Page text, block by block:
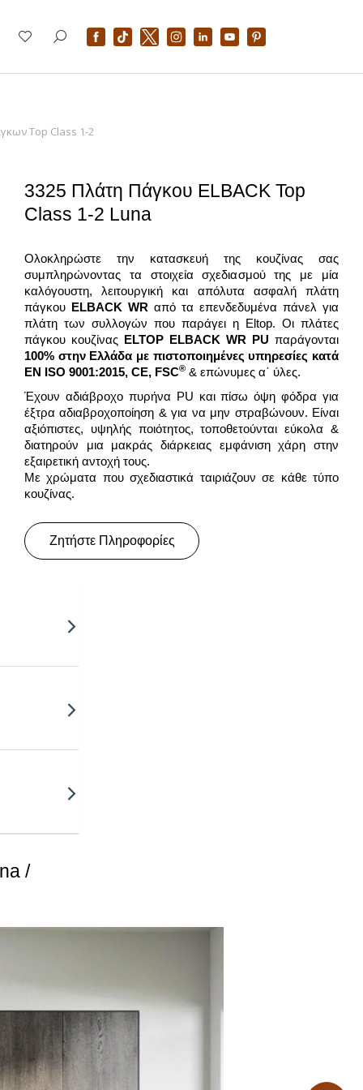
Top Class 1-2
3325 Πλάτη Πάγκου ELBACK Top
Class 1-2 Luna
Ολοκληρώστε την κατασκευή της κουζίνας σας
συμπληρώνοντας τα στοιχεία σχεδιασμού της με μία
καλόγουστη, λειτουργική και απόλυτα ασφαλή πλάτη
πάγκου ELBACK WR από τα επενδεδυμένα πάνελ για
πλάτη των συλλογών που παράγει η Eltop. Οι πλάτες
πάγκου κουζίνας ELTOP ELBACK WR PU παράγονται
100% στην Ελλάδα με πιστοποιημένες υπηρεσίες κατά
EN ISO 9001:2015, CE, FSC® & επώνυμες α΄ ύλες.
Έχουν αδιάβροχο πυρήνα PU και πίσω όψη φόδρα για
έξτρα αδιαβροχοποίηση & για να μην στραβώνουν. Είναι
αξιόπιστες, υψηλής ποιότητος, τοποθετούνται εύκολα &
διατηρούν μια μακράς διάρκειας εμφάνιση χάρη στην
εξαιρετική αντοχή τους.
Με χρώματα που σχεδιαστικά ταιριάζουν σε κάθε τύπο
κουζίνας.
Ζητήστε Πληροφορίες
κάθε
/